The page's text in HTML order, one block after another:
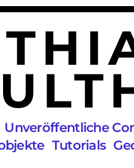
Unveröffentliche
Tutorials